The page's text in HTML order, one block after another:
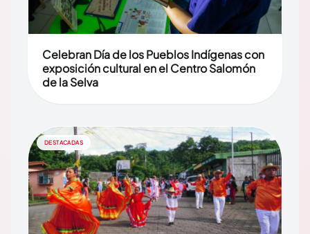
Celebran Día de los Pueblos Indígenas con
exposición cultural en el Centro Salomón
de la Selva
DESTACADAS